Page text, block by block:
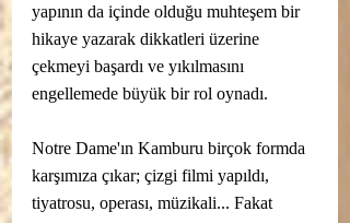
yapının da içinde olduğu muhteşem bir
hikaye yazarak dikkatleri üzerine
çekmeyi başardı ve yıkılmasını
engellemede büyük bir rol oynadı.
Notre Dame'ın Kamburu birçok formda
karşımıza çıkar; çizgi filmi yapıldı,
tiyatrosu, operası, müzikali... Fakat